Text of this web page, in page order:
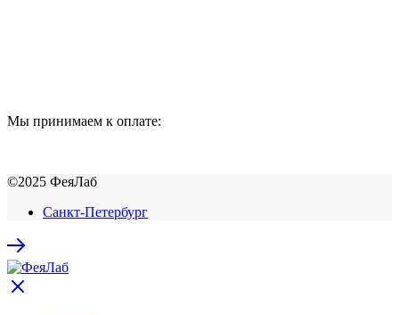
Мы принимаем к оплате:
©2025 ФеяЛаб
Санкт-Петербург